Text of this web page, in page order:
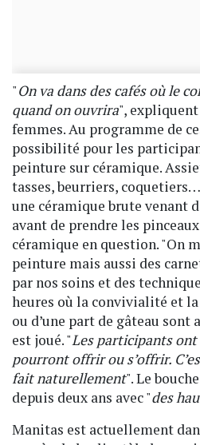
"On va dans des cafés où le
quand on ouvrira",
femmes. Au programme de
possibilité pour les
peinture sur céramique.
tasses, beurriers,
une céramique brute venant
avant de prendre les
céramique en question. "On
peinture mais aussi des
par nos soins et des
heures où la convivialité et la
ou d’une part de gâteau sont
est joué. "Les participants ont
pourront offrir ou s’offrir.
fait naturellement". Le
depuis deux ans avec "des
Manitas est actuellement